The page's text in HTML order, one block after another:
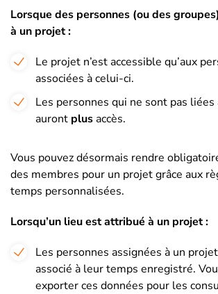
Lorsque des personnes (ou des
à un projet :
Le projet n’est accessible qu’aux
associées à celui-ci.
Les personnes qui ne sont pas liées
auront plusaccès.
Vous pouvez désormais rendre
des membres pour un projet grâce aux
temps personnalisées.
Lorsqu’un lieu est attribué à un projet :
Les personnes assignées à un
associé à leur temps enregistré.
exporter ces données pour les